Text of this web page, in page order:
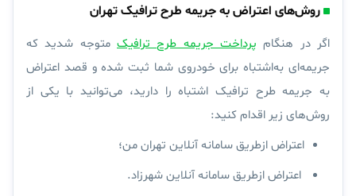
روش‌های اعتراض به جریمه طرح ترافیک تهران
اگر در هنگام پرداخت جریمه طرح ترافیک متوجه شدید که
جریمه‌ای به‌اشتباه برای خودروی شما ثبت شده و قصد اعتراض
به جریمه طرح ترافیک اشتباه را دارید، می‌توانید با یکی از
روش‌های زیر اقدام کنید:
اعتراض ازطریق سامانه آنلاین تهران من؛
اعتراض ازطریق سامانه آنلاین شهرزاد.